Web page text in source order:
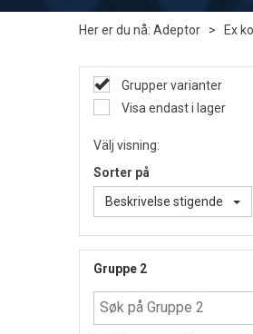
Her er du nå: Adeptor > Ex
Grupper varianter
Visa endast i lager
Välj visning:
Sorter på
Beskrivelse stigende
Gruppe 2